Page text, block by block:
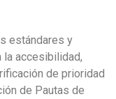
estándares y
la accesibilidad,
de prioridad
de Pautas de